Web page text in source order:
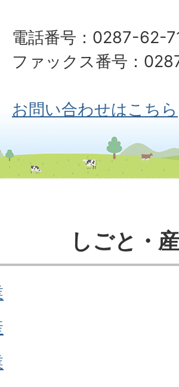
電話番号：0287-62-
ファックス番号：
お問い合わせはこちら
しごと・